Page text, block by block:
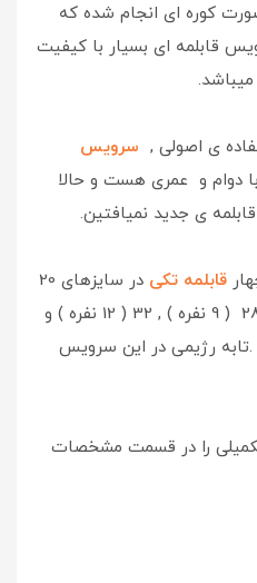
کوره ای انجام شده که
قابلمه ای بسیار با کیفیت
میباشد.
ی اصولی , سرویس
با دوام و عمری هست و حالا
ی جدید نمیافتین.
قابلمه تکی
در سایزهای 20
( سه نفره ) , 24 ( 6 نفره ) , 28 ( 9 نفره ) , 32 ( 12 نفره ) و
یک تابه دو دسته در سایز 28 .تابه رژیمی در این سرویس
را در قسمت مشخصات